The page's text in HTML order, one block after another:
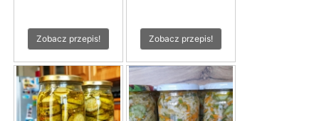
Zobacz przepis! Zobacz przepis!